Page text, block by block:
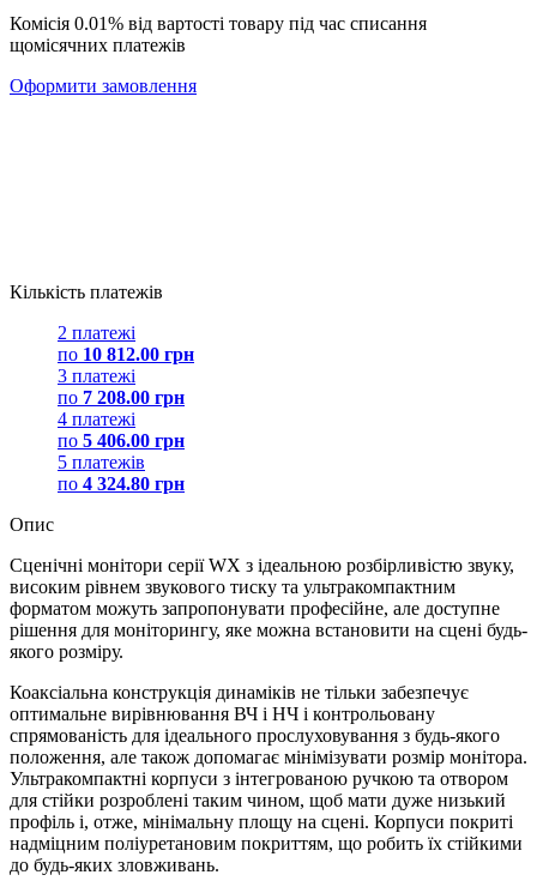
Комісія 0.01% від вартості товару під час списання
щомісячних платежів
Оформити замовлення
Кількість платежів
2 платежі
по 10 812.00 грн
3 платежі
по 7 208.00 грн
4 платежі
по 5 406.00 грн
5 платежів
по 4 324.80 грн
Опис
Сценічні монітори серії WX з ідеальною розбірливістю звуку,
високим рівнем звукового тиску та ультракомпактним
форматом можуть запропонувати професійне, але доступне
рішення для моніторингу, яке можна встановити на сцені будь-
якого розміру.
Коаксіальна конструкція динаміків не тільки забезпечує
оптимальне вирівнювання ВЧ і НЧ і контрольовану
спрямованість для ідеального прослуховування з будь-якого
положення, але також допомагає мінімізувати розмір монітора.
Ультракомпактні корпуси з інтегрованою ручкою та отвором
для стійки розроблені таким чином, щоб мати дуже низький
профіль і, отже, мінімальну площу на сцені. Корпуси покриті
надміцним поліуретановим покриттям, що робить їх стійкими
до будь-яких зловживань.